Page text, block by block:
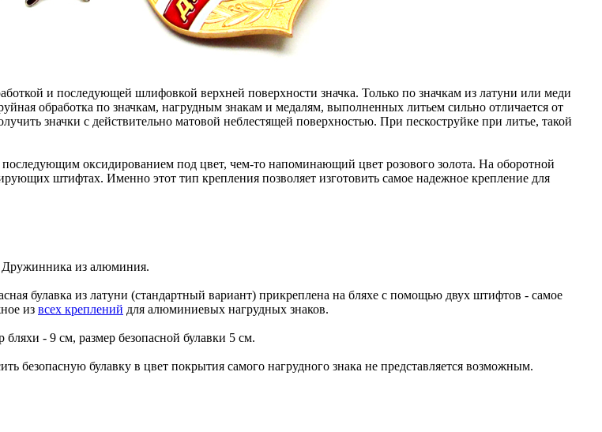
и последующей шлифовкой верхней поверхности значка. Только по значкам из латуни или меди
обработка по значкам, нагрудным знакам и медалям, выполненных литьем сильно отличается от
значки с действительно матовой неблестящей поверхностью. При пескоструйке при литье, такой
оксидированием под цвет, чем-то напоминающий цвет розового золота. На оборотной
штифтах. Именно этот тип крепления позволяет изготовить самое надежное крепление для
Дружинника из алюминия.
булавка из латуни (стандартный вариант) прикреплена на бляхе с помощью двух штифтов - самое
из всех креплений для алюминиевых нагрудных знаков.
бляхи - 9 см, размер безопасной булавки 5 см.
безопасную булавку в цвет покрытия самого нагрудного знака не представляется возможным.